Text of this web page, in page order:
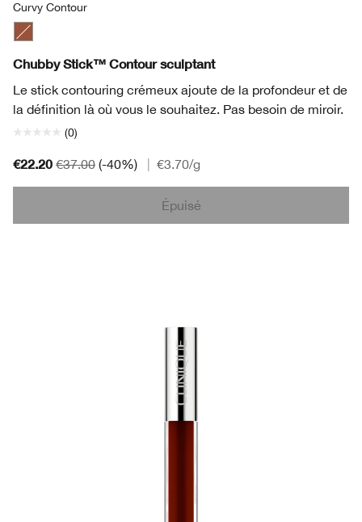
Curvy Contour
Chubby Stick™ Contour sculptant
Le stick contouring crémeux ajoute de la profondeur et de
la définition là où vous le souhaitez. Pas besoin de miroir.
(0)
€22.20 €37.00 (-40%) €3.70/g
Épuisé